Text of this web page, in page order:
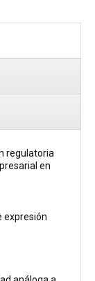
regulatoria
en
expresión